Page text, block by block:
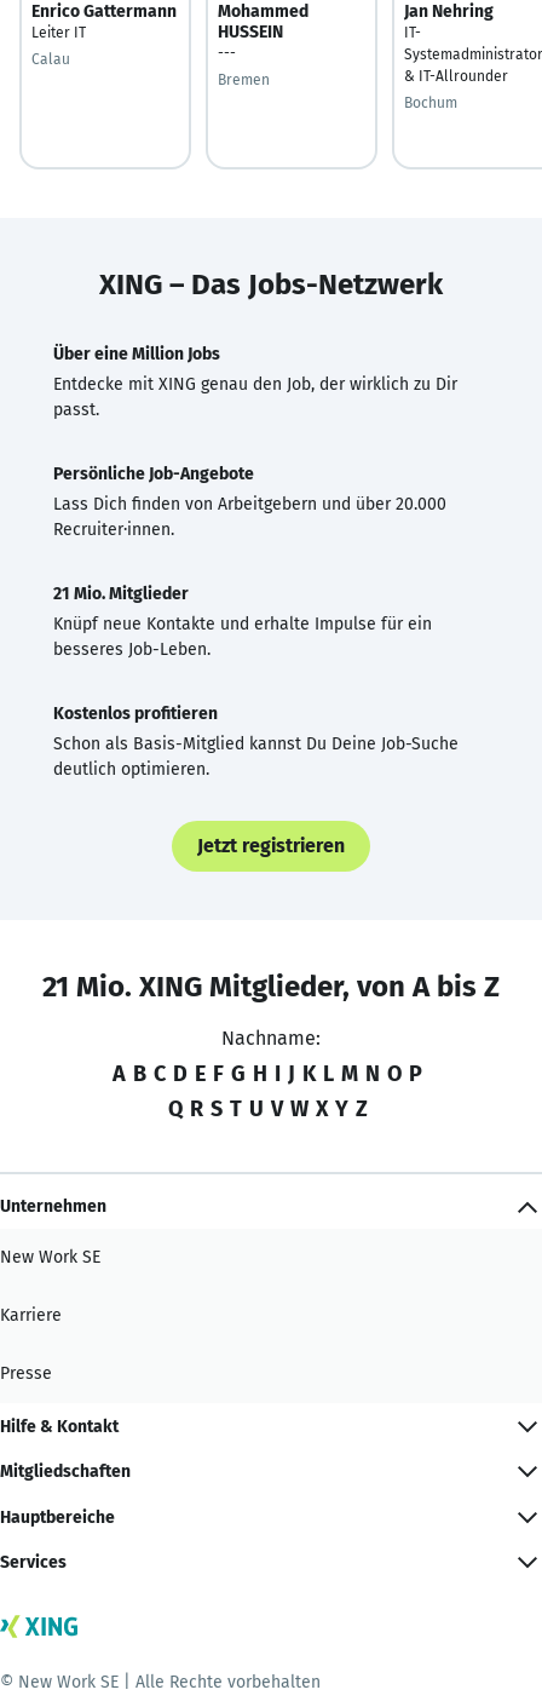
Enrico Gattermann
Leiter IT
Calau
Mohammed
HUSSEIN
---
Bremen
Jan Nehring
IT-
Systemadministrator
& IT-Allrounder
Bochum
XING – Das Jobs-Netzwerk
Über eine Million Jobs
Entdecke mit XING genau den Job, der wirklich zu Dir
passt.
Persönliche Job-Angebote
Lass Dich finden von Arbeitgebern und über 20.000
Recruiter·innen.
21 Mio. Mitglieder
Knüpf neue Kontakte und erhalte Impulse für ein
besseres Job-Leben.
Kostenlos profitieren
Schon als Basis-Mitglied kannst Du Deine Job-Suche
deutlich optimieren.
Jetzt registrieren
21 Mio. XING Mitglieder, von A bis Z
Nachname:
A B C D E F G H I J K L M N O P
Q R S T U V W X Y Z
Unternehmen
New Work SE
Karriere
Presse
Hilfe & Kontakt
Mitgliedschaften
Hauptbereiche
Services
© New Work SE | Alle Rechte vorbehalten